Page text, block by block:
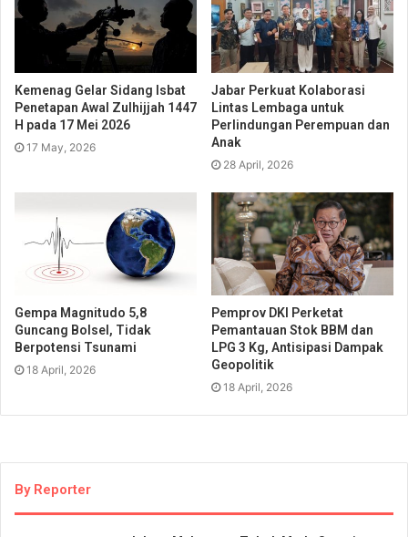
Kemenag Gelar Sidang Isbat
Penetapan Awal Zulhijjah 1447
H pada 17 Mei 2026
17 May, 2026
Jabar Perkuat Kolaborasi
Lintas Lembaga untuk
Perlindungan Perempuan dan
Anak
28 April, 2026
Gempa Magnitudo 5,8
Guncang Bolsel, Tidak
Berpotensi Tsunami
18 April, 2026
Pemprov DKI Perketat
Pemantauan Stok BBM dan
LPG 3 Kg, Antisipasi Dampak
Geopolitik
18 April, 2026
By Reporter